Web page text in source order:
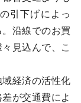
引下げによっ
沿線でのお買
見込んで、こ
経済の活性化
が交通費によ